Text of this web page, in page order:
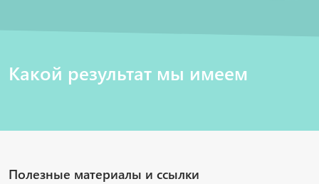
Какой результат мы имеем
Полезные материалы и ссылки